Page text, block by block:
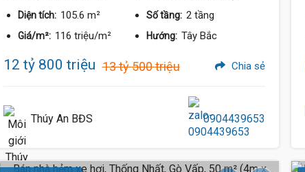
Diện tích: 105.6 m² Số tầng: 2 tầng
Giá/m²: 116 triệu/m² Hướng: Tây Bắc
12 tỷ 800 triệu 13 tỷ 500 triệu Chia sẻ
Thúy An BĐS 0904439653